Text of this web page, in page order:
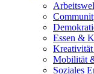
Essen &
Mobilität
Soziales